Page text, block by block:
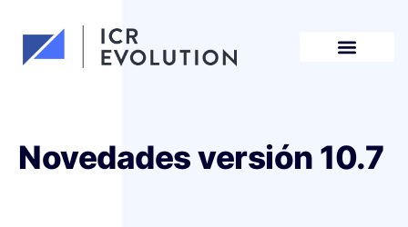
Novedades versión 10.7